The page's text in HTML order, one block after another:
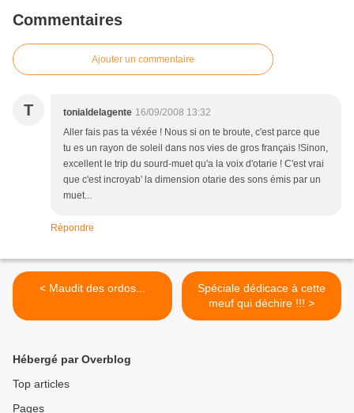
Commentaires
Ajouter un commentaire
T tonialdelagente 16/09/2008 13:32
Aller fais pas ta véxée ! Nous si on te broute, c'est parce que
tu es un rayon de soleil dans nos vies de gros français !Sinon,
excellent le trip du sourd-muet qu'a la voix d'otarie ! C'est vrai
que c'est incroyab' la dimension otarie des sons émis par un
muet...
Répondre
< Maudit des ordos...
Spéciale dédicace à cette
meuf qui déchire !!! >
Hébergé par Overblog
Top articles
Pages